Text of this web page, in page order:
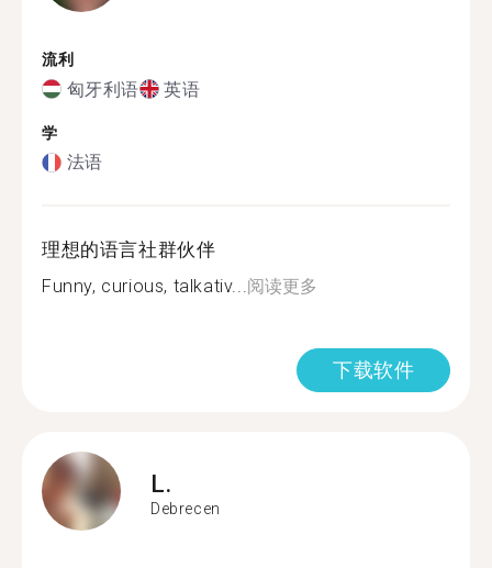
流利
匈牙利语 英语
学
法语
理想的语言社群伙伴
Funny, curious, talkativ...阅读更多
下载软件
L.
Debrecen